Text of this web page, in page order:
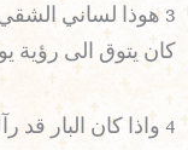
3 هوذا لساني
كان يتوق الى رؤية
4 واذا كان البار